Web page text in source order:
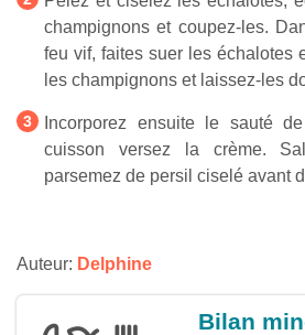
champignons et coupez-les.
feu vif, faites suer les échalotes
les champignons et laissez-les
Incorporez ensuite le sauté
cuisson versez la crème.
parsemez de persil ciselé avant
Auteur: Delphine
Bilan